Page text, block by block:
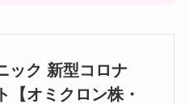
ック 新型コロナ
【オミクロン株・